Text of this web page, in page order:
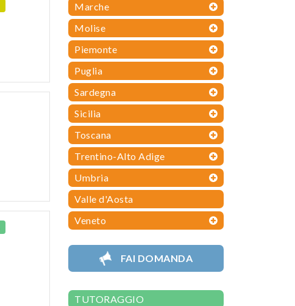
Marche
Molise
Piemonte
Puglia
Sardegna
Sicilia
Toscana
Trentino-Alto Adige
Umbria
Valle d'Aosta
Veneto
FAI DOMANDA
TUTORAGGIO